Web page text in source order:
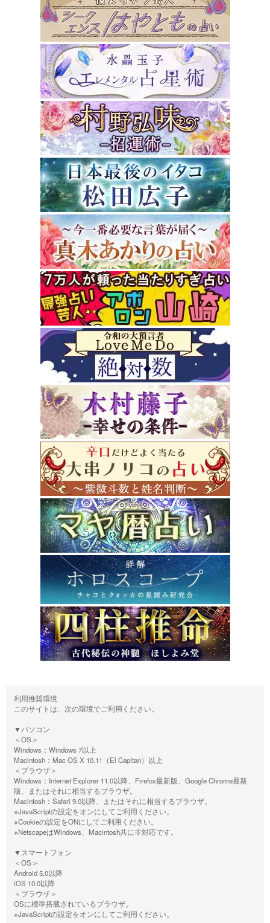
利用推奨環境
このサイトは、次の環境でご利用ください。
▼パソコン
＜OS＞
Windows：Windows 7以上
Macintosh：Mac OS X 10.11（El Capitan）以上
＜ブラウザ＞
Windows：Internet Explorer 11.0以降、Firefox最新版、Google Chrome最新
版、またはそれに相当するブラウザ。
Macintosh：Safari 9.0以降、またはそれに相当するブラウザ。
※JavaScriptの設定をオンにしてご利用ください。
※Cookieの設定をONにしてご利用ください。
※NetscapeはWindows、Macintosh共に非対応です。
▼スマートフォン
＜OS＞
Android 5.0以降
iOS 10.0以降
＜ブラウザ＞
OSに標準搭載されているブラウザ。
※JavaScriptの設定をオンにしてご利用ください。